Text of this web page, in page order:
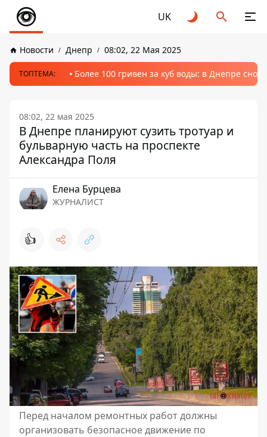
UK
Новости Днепр 08:02, 22 Мая 2025
ТОПТЕМА: Более 100 гривен за куб воды: в Днепре
08:02, 22 мая 2025
В Днепре планируют сузить тротуар и
бульварную часть на проспекте
Александра Поля
Елена Бурцева
ЖУРНАЛИСТ
👍
Перед началом ремонтных работ должны
организовать безопасное движение по